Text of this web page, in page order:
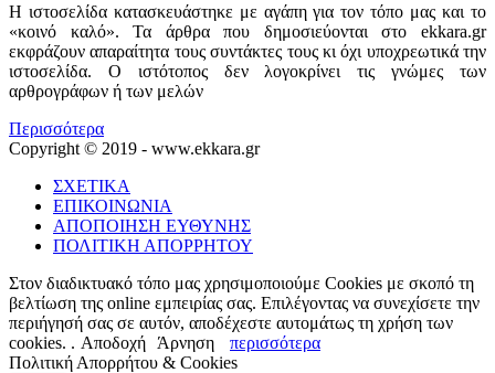
Η ιστοσελίδα κατασκευάστηκε με αγάπη για τον τόπο μας και το
«κοινό καλό». Τα άρθρα που δημοσιεύονται στο ekkara.gr
εκφράζουν απαραίτητα τους συντάκτες τους κι όχι υποχρεωτικά την
ιστοσελίδα. Ο ιστότοπος δεν λογοκρίνει τις γνώμες των
αρθρογράφων ή των μελών
Περισσότερα
Copyright © 2019 - www.ekkara.gr
ΣΧΕΤΙΚΑ
ΕΠΙΚΟΙΝΩΝΙΑ
ΑΠΟΠΟΙΗΣΗ ΕΥΘΥΝΗΣ
ΠΟΛΙΤΙΚΗ ΑΠΟΡΡΗΤΟΥ
Στον διαδικτυακό τόπο μας χρησιμοποιούμε Cookies με σκοπό τη
βελτίωση της online εμπειρίας σας. Επιλέγοντας να συνεχίσετε την
περιήγησή σας σε αυτόν, αποδέχεστε αυτομάτως τη χρήση των
cookies. . Αποδοχή Άρνηση
περισσότερα
Πολιτική Απορρήτου & Cookies